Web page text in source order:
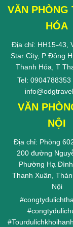
VĂN PHÒNG
HÓA
Địa chỉ: HH15-43,
Star City, P Đông
Thanh Hóa, T
Tel: 0904788353
VĂN
NỘI
Địa chỉ: Phòng
200 đường
Phường Hạ
Thanh Xuân,
Nội
#
#
#